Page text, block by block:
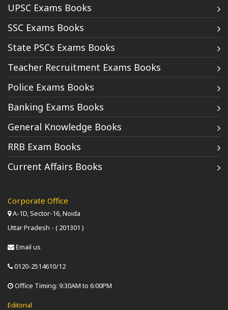
UPSC Exams Books
SSC Exams Books
State PSCs Exams Books
Teacher Recruitment Exams Books
Police Exams Books
Banking Exams Books
General Knowledge Books
RRB Exam Books
Current Affairs Books
Corporate Office
A-1D, Sector-16, Noida
Uttar Pradesh - ( 201301 )
Email us
0120-2514610/12
Office Timing: 9:30AM to 6:00PM
Editorial